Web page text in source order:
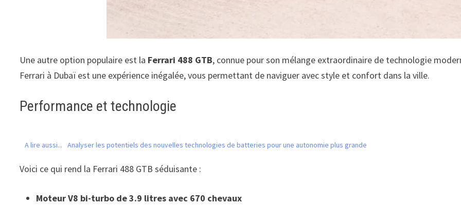
Une autre option populaire est la Ferrari 488 GTB, connue pour son mélange extraordinaire de technologie
Ferrari à Dubaï est une expérience inégalée, vous permettant de naviguer avec style et confort dans la ville.
Performance et technologie
A lire aussi... Analyser les potentiels des nouvelles technologies de batteries pour une autonomie plus grande
Voici ce qui rend la Ferrari 488 GTB séduisante :
Moteur V8 bi-turbo de 3.9 litres avec 670 chevaux